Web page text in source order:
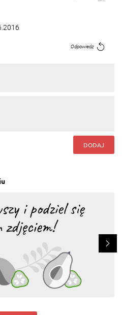
Odpowiedz
Odpowiedz
korzystać z mlodych
DODAJ